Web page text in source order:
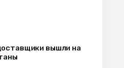
вышли на